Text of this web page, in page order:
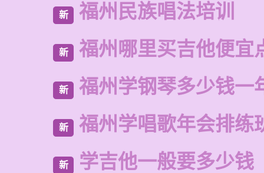
新 福州民族唱法培训
新 福州哪里买吉他便宜
新 福州学钢琴多少钱一
新 福州学唱歌年会排练
新 学吉他一般要多少钱